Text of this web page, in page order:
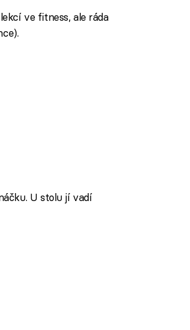
ve fitness, ale ráda
U stolu jí vadí